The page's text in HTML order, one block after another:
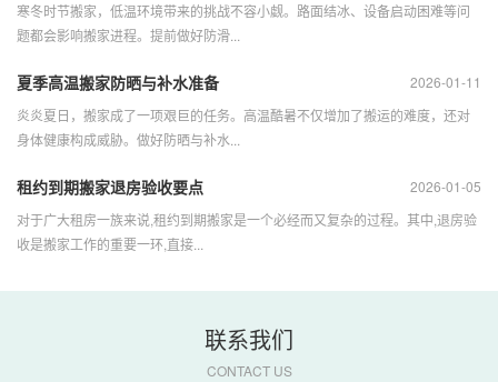
寒冬时节搬家，低温环境带来的挑战不容小觑。路面结冰、设备启动困难等问
题都会影响搬家进程。提前做好防滑...
2026-01-11
夏季高温搬家防晒与补水准备
炎炎夏日，搬家成了一项艰巨的任务。高温酷暑不仅增加了搬运的难度，还对
身体健康构成威胁。做好防晒与补水...
2026-01-05
租约到期搬家退房验收要点
对于广大租房一族来说,租约到期搬家是一个必经而又复杂的过程。其中,退房验
收是搬家工作的重要一环,直接...
联系我们
CONTACT US